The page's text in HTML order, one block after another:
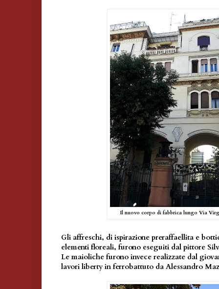
Il nuovo corpo di fabbrica lungo Via
Gli affreschi, di ispirazione preraffaellita e
elementi floreali, furono eseguiti dal pittore
Le maioliche furono invece realizzate dal
lavori liberty in ferrobattuto da Alessandro